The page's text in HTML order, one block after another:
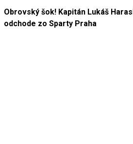
Obrovský šok! Kapitán Lukáš
odchode zo Sparty Praha